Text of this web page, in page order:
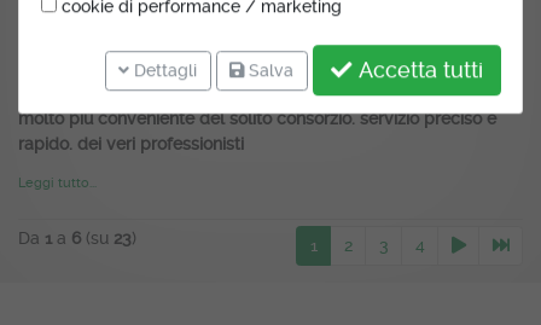
/ 5.00
da Palmiro Pietrini il
molto più conveniente del solito consorzio. servizio preciso e
rapido. dei veri professionisti
Leggi tutto...
Da 1 a 6 (su 23) 1 2 3 4
cookie di performance / marketing
Dettagli Salva Accetta tutti